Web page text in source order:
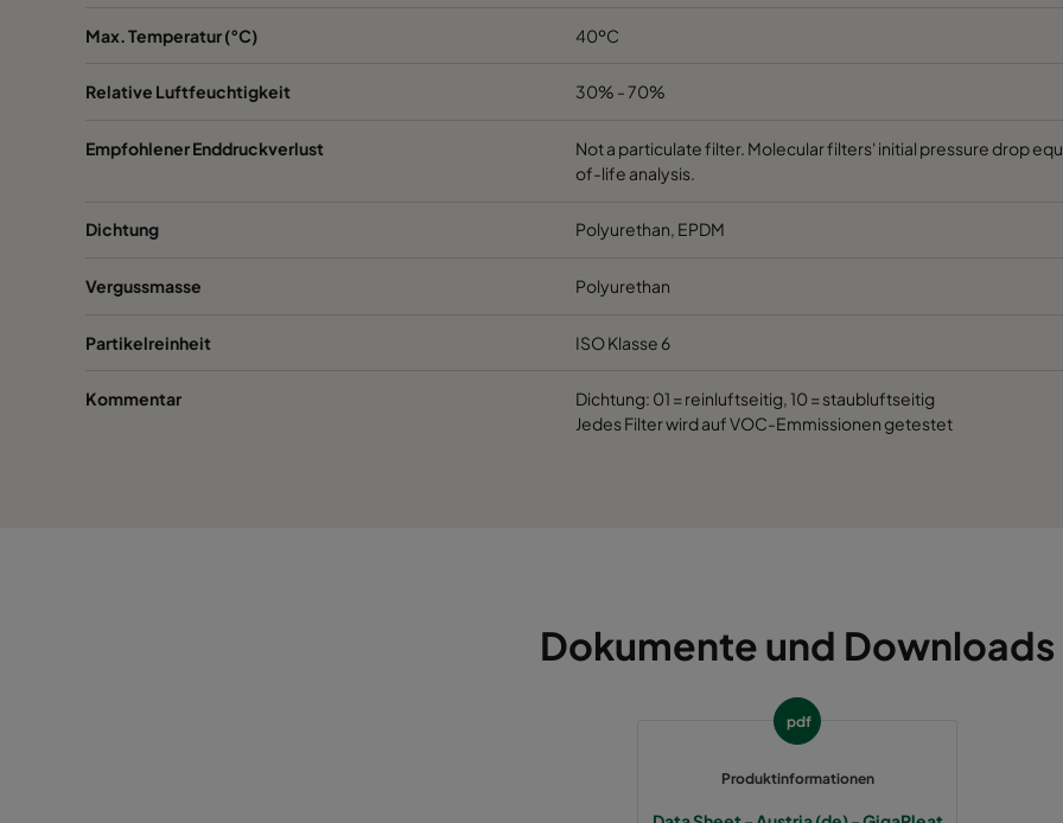
Max. Temperatur (°C) 40ºC
Relative Luftfeuchtigkeit 30% - 70%
Empfohlener Enddruckverlust
Not a particulate filter. Molecular filters' initial pressure drop
of-life analysis.
Dichtung Polyurethan, EPDM
Vergussmasse Polyurethan
Partikelreinheit ISO Klasse 6
Kommentar
Dichtung: 01 = reinluftseitig, 10 = staubluftseitig
Jedes Filter wird auf VOC-Emmissionen getestet
Dokumente und Downloads
pdf
Produktinformationen